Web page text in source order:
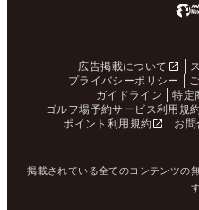
広告掲載について
プライバシーポリシー
ガイドライン
特定
ゴルフ場予約サービス利用規
ポイント利用規約
お問
掲載されている全てのコンテンツの